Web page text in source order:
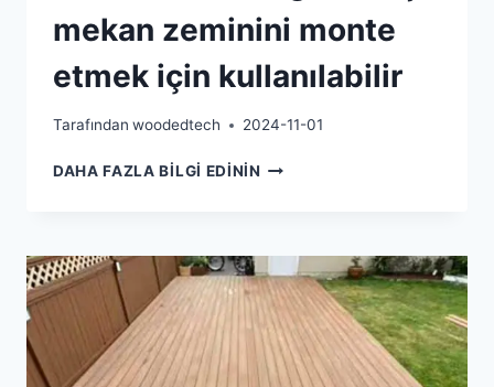
mekan zeminini monte
etmek için kullanılabilir
Tarafından woodedtech 2024-11-01
DAHA FAZLA BILGI EDININ ZEMIN
BIR
DIŞ
MEKAN
ZEMININI
MONTE
ETMEK